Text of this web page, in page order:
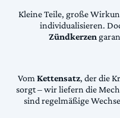
Kleine Teile, große
individualisieren.
Zündkerzen
VomKettensatz, der die
sorgt – wir liefern die
sind regelmäßige